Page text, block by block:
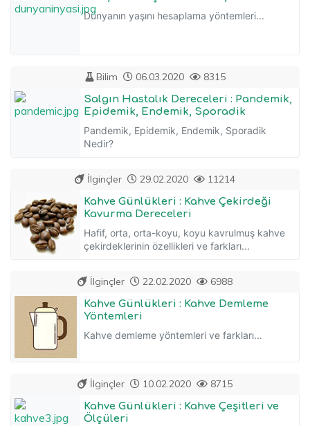
Dünyanın yaşını hesaplama yöntemleri...
Bilim 06.03.2020 8315
Salgın Hastalık Dereceleri : Pandemik,
Epidemik, Endemik, Sporadik
Pandemik, Epidemik, Endemik, Sporadik
Nedir?
İlginçler 29.02.2020 11214
Kahve Günlükleri : Kahve Çekirdeği
Kavurma Dereceleri
Hafif, orta, orta-koyu, koyu kavrulmuş kahve
çekirdeklerinin özellikleri ve farkları...
İlginçler 22.02.2020 6988
Kahve Günlükleri : Kahve Demleme
Yöntemleri
Kahve demleme yöntemleri ve farkları...
İlginçler 10.02.2020 8715
Kahve Günlükleri : Kahve Çeşitleri ve
Ölçüleri